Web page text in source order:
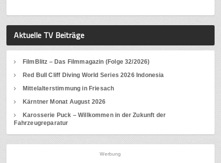
Aktuelle TV Beiträge
FilmBlitz – Das Filmmagazin (Folge 32/2026)
Red Bull Cliff Diving World Series 2026 Indonesia
Mittelalterstimmung in Friesach
Kärntner Monat August 2026
Karosserie Puck – Willkommen in der Zukunft der
Fahrzeugreparatur
Werbung